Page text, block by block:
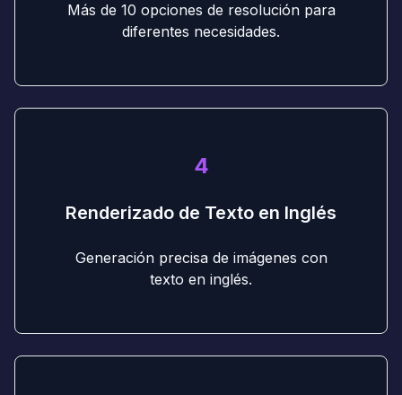
Más de 10 opciones de resolución para
diferentes necesidades.
4
Renderizado de Texto en Inglés
Generación precisa de imágenes con
texto en inglés.